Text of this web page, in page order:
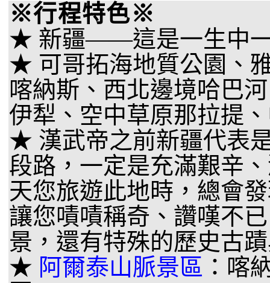
※行程特色※
★ 新疆——這是一生中一
★ 可哥拓海地質公園、
喀納斯、西北邊境哈巴
伊犁、空中草原那拉提
★ 漢武帝之前新疆代表
段路，一定是充滿艱辛
天您旅遊此地時，總會
讓您嘖嘖稱奇、讚嘆不
景，還有特殊的歷史古
★ 阿爾泰山脈景區 ：喀